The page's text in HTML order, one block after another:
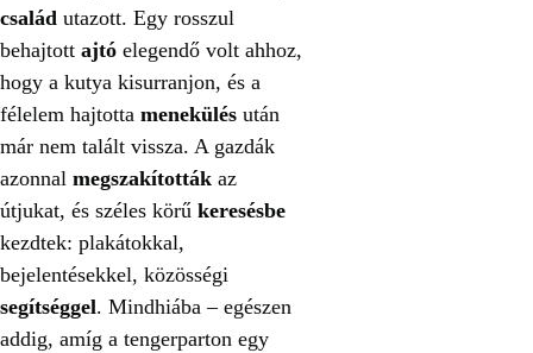
család utazott. Egy rosszul
behajtott ajtó elegendő volt ahhoz,
hogy a kutya kisurranjon, és a
félelem hajtotta menekülés után
már nem talált vissza. A gazdák
azonnal megszakították az
útjukat, és széles körű keresésbe
kezdtek: plakátokkal,
bejelentésekkel, közösségi
segítséggel. Mindhiába – egészen
addig, amíg a tengerparton egy